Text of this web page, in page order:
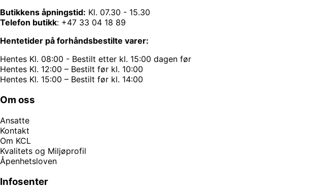
Butikkens åpningstid: Kl. 07.30 - 15.30
Telefon butikk: +47 33 04 18 89
Hentetider på forhåndsbestilte varer:
Hentes Kl. 08:00 - Bestilt etter kl. 15:00 dagen før
Hentes Kl. 12:00 – Bestilt før kl. 10:00
Hentes Kl. 15:00 – Bestilt før kl. 14:00
Om oss
Ansatte
Kontakt
Om KCL
Kvalitets og Miljøprofil
Åpenhetsloven
Infosenter